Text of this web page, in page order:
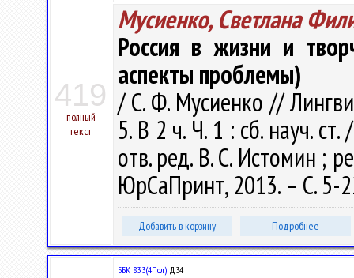
419
полный
текст
Мусиенко, Светлана
Россия в жизни и
аспекты проблемы)
/ С. Ф. Мусиенко //
5. В 2 ч. Ч. 1 : сб. науч.
отв. ред. В. С. Истомин ;
ЮрСаПринт, 2013. – С. 5-
Добавить в корзину Подробнее
ББК 83.3(4Пол) Д34